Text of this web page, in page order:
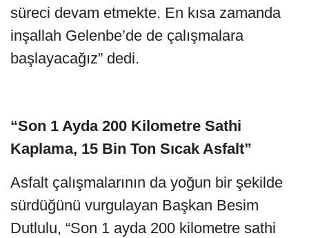
süreci devam etmekte. En kısa zamanda
inşallah Gelenbe’de de çalışmalara
başlayacağız” dedi.
“Son 1 Ayda 200 Kilometre Sathi
Kaplama, 15 Bin Ton Sıcak Asfalt”
Asfalt çalışmalarının da yoğun bir şekilde
sürdüğünü vurgulayan Başkan Besim
Dutlulu, “Son 1 ayda 200 kilometre sathi